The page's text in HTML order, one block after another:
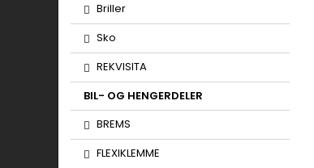
Briller
Sko
REKVISITA
BIL- OG HENGERDELER
BREMS
FLEXIKLEMME